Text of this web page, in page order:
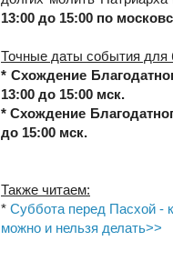
13:00 до 15:00 по
Точные даты события
* Схождение
13:00 до 15:00 мск.
*Схождение
до 15:00 мск.
Также читаем:
* Суббота перед Пасхой -
можно и нельзя делать>>